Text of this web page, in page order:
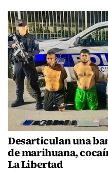
Desarticulan una
de marihuana,
La Libertad